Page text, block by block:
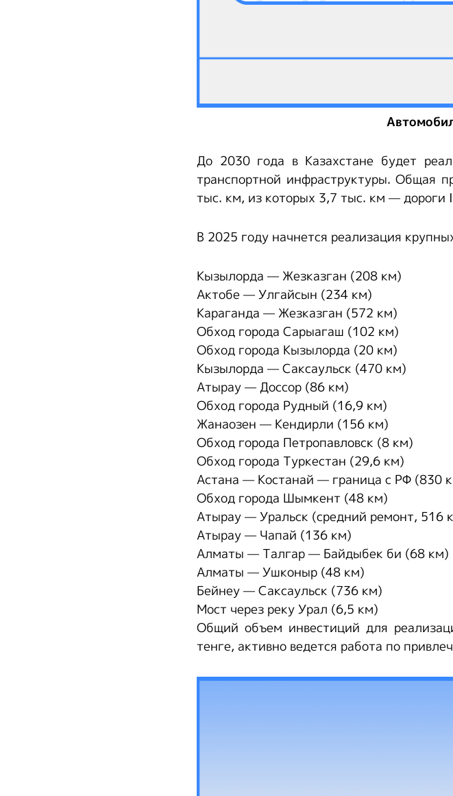
До 2030 года в Казахстане будет
транспортной инфраструктуры. Общая
тыс. км, из которых 3,7 тыс. км — дороги
В 2025 году начнется реализация
Кызылорда — Жезказган (208 км)
Актобе — Улгайсын (234 км)
Караганда — Жезказган (572 км)
Обход города Сарыагаш (102 км)
Обход города Кызылорда (20 км)
Кызылорда — Саксаульск (470 км)
Атырау — Доссор (86 км)
Обход города Рудный (16,9 км)
Жанаозен — Кендирли (156 км)
Обход города Петропавловск (8 км)
Обход города Туркестан (29,6 км)
Астана — Костанай — граница с РФ (830
Обход города Шымкент (48 км)
Атырау — Уральск (средний ремонт, 516
Атырау — Чапай (136 км)
Алматы — Талгар — Байдыбек би (68 км)
Алматы — Ушконыр (48 км)
Бейнеу — Саксаульск (736 км)
Мост через реку Урал (6,5 км)
Общий объем инвестиций для
тенге, активно ведется работа по